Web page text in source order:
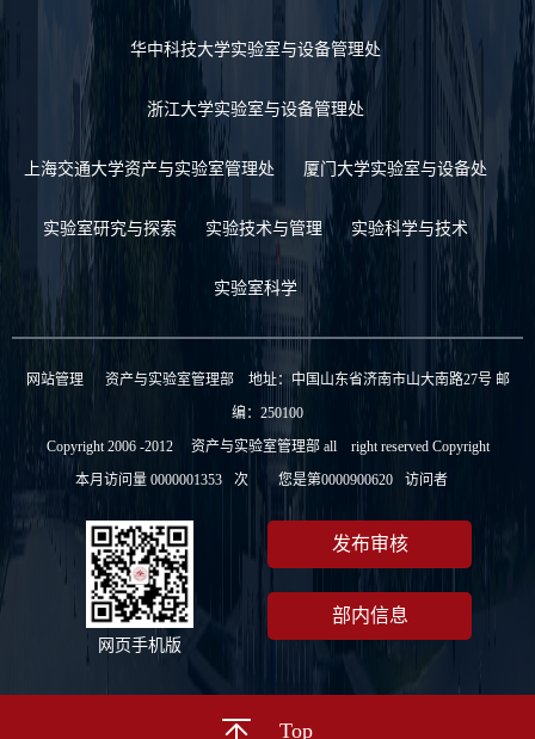
华中科技大学实验室与设备管理处
浙江大学实验室与设备管理处
上海交通大学资产与实验室管理处 厦门大学实验室与设备处
实验室研究与探索 实验技术与管理 实验科学与技术
实验室科学
网站管理资产与实验室管理部 地址：中国山东省济南市山大南路27号 邮
编：250100
Copyright 2006 -2012 资产与实验室管理部 all right reserved Copyright
本月访问量 0000001353 次 您是第0000900620 访问者
网页手机版
发布审核
部内信息
Top